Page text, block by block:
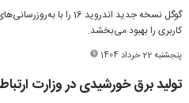
گوگل نسخه جدید
کاربری را بهبود می‌بخشد.
پنجشنبه 22 خرداد 1404
تولید برق خورشیدی در وزارت ارتباطات از مرز